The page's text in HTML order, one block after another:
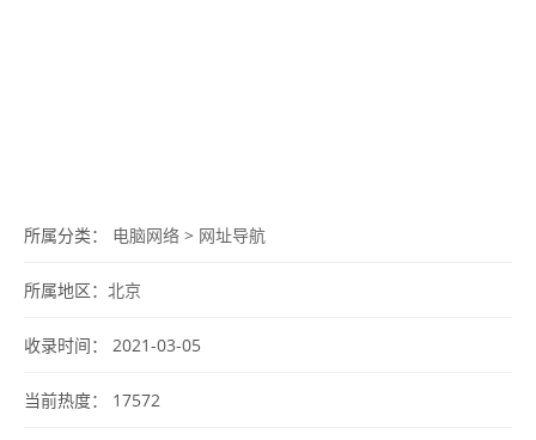
所属分类： 电脑网络 > 网址导航
所属地区： 北京
收录时间： 2021-03-05
当前热度： 17572